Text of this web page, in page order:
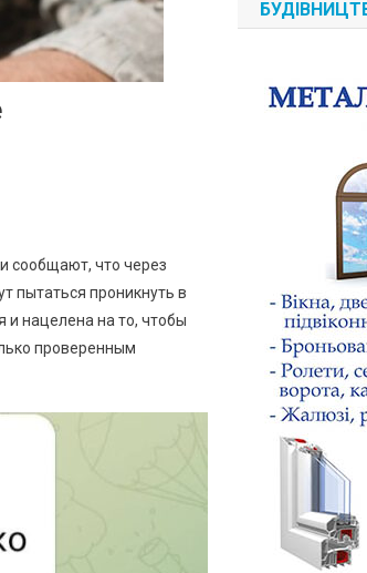
сообщают, что через
пытаться проникнуть в
и нацелена на то, чтобы
проверенным